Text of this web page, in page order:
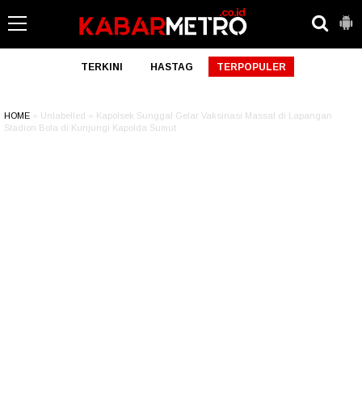
TERKINI HASTAG TERPOPULER
HOME » Unlabelled » Kapolsek Sunggal Gelar Vaksinasi Massal di Lapangan
Stadion Bola di Kunjungi Kapolda Sumut